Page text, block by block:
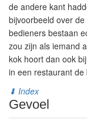
de andere kant
bijvoorbeeld over
bedieners bestaan
zou zijn als iemand
kok hoort dan ook
in een restaurant de
⬇ Index
Gevoel